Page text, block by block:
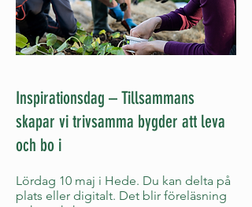
Inspirationsdag – Tillsammans
skapar vi trivsamma bygder att leva
och bo i
Lördag 10 maj i Hede. Du kan delta på
plats eller digitalt. Det blir föreläsning